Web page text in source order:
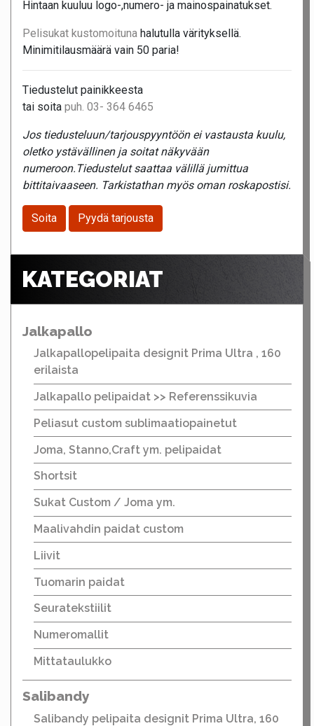
Hintaan kuuluu logo-,numero- ja mainospainatukset.
Pelisukat kustomoituna halutulla värityksellä.
Minimitilausmäärä vain 50 paria!
Tiedustelut painikkeesta
tai soita puh. 03- 364 6465
Jos tiedusteluun/tarjouspyyntöön ei vastausta kuulu,
oletko ystävällinen ja soitat näkyvään
numeroon.Tiedustelut saattaa välillä jumittua
bittitaivaaseen. Tarkistathan myös oman roskapostisi.
Soita Pyydä tarjousta
KATEGORIAT
Jalkapallo
Jalkapallopelipaita designit Prima Ultra , 160
erilaista
Jalkapallo pelipaidat >> Referenssikuvia
Peliasut custom sublimaatiopainetut
Joma, Stanno,Craft ym. pelipaidat
Shortsit
Sukat Custom / Joma ym.
Maalivahdin paidat custom
Liivit
Tuomarin paidat
Seuratekstiilit
Numeromallit
Mittataulukko
Salibandy
Salibandy pelipaita designit Prima Ultra, 160